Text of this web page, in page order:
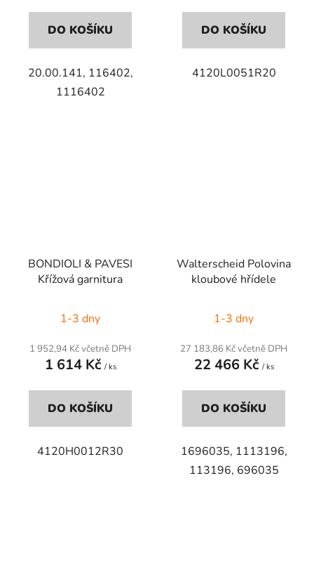
DO KOŠÍKU
20.00.141, 116402,
1116402
DO KOŠÍKU
4120L0051R20
BONDIOLI & PAVESI
Křížová garnitura
1-3 dny
1 952,94 Kč včetně DPH
1 614 Kč / ks
DO KOŠÍKU
4120H0012R30
Walterscheid Polovina
kloubové hřídele
1-3 dny
27 183,86 Kč včetně DPH
22 466 Kč / ks
DO KOŠÍKU
1696035, 1113196,
113196, 696035